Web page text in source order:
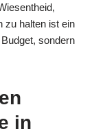
zu halten ist ein
sondern
in